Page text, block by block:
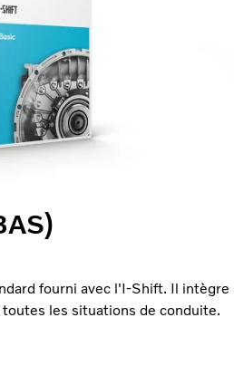
fourni avec l'I-Shift. Il intègre
les situations de conduite.